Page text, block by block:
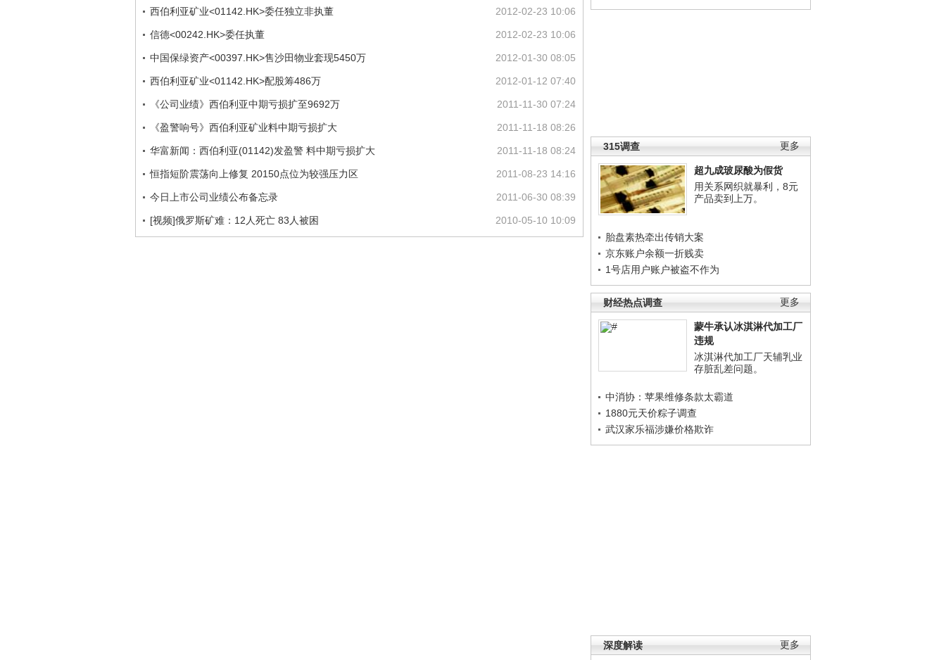
更多
315调查
超九成玻尿酸为假货
用关系网织就暴利，8元
产品卖到上万。
胎盘素热牵出传销大案
京东账户余额一折贱卖
1号店用户账户被盗不作为
更多
财经热点调查
蒙牛承认冰淇淋代加工厂
违规
冰淇淋代加工厂天辅乳业
存脏乱差问题。
中消协：苹果维修条款太霸道
1880元天价粽子调查
武汉家乐福涉嫌价格欺诈
更多
深度解读
2012-02-23 10:06
西伯利亚矿业<01142.HK>委任独立非执董
2012-02-23 10:06
信德<00242.HK>委任执董
2012-01-30 08:05
中国保绿资产<00397.HK>售沙田物业套现5450万
2012-01-12 07:40
西伯利亚矿业<01142.HK>配股筹486万
2011-11-30 07:24
《公司业绩》西伯利亚中期亏损扩至9692万
2011-11-18 08:26
《盈警响号》西伯利亚矿业料中期亏损扩大
2011-11-18 08:24
华富新闻：西伯利亚(01142)发盈警 料中期亏损扩大
2011-08-23 14:16
恒指短阶震荡向上修复 20150点位为较强压力区
2011-06-30 08:39
今日上市公司业绩公布备忘录
2010-05-10 10:09
[视频]俄罗斯矿难：12人死亡 83人被困